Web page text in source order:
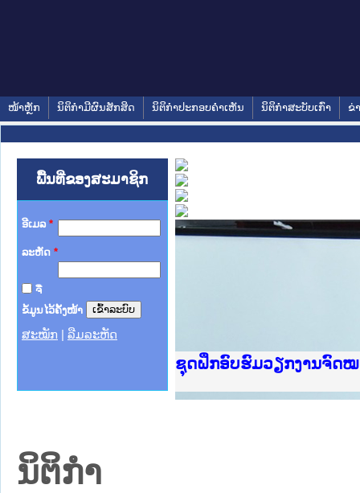
ໜ້າຫຼັກ ນິຕິກໍາມີຜົນສັກສິດ ນິຕິກໍາປະກອບຄໍາເຫັນ ນິຕິກໍາສະບັບເກົ່າ ຂ່
ພື້ນທີ່ຂອງສະມາຊິກ
ອີເມລ *
ລະຫັດ *
ຈື່
ຂໍ້ມູນໄວ້ຄັ້ງໜ້າ
ສະໝັກ ລືມລະຫັດ
Ministry of Justice Lao
ເຜີຍແຜ່ວັບໄຊຈົດໝາຍເຫດ
ກະຊວງຍຸຕິທຳ
ຊຸດຝຶກອົບຮົມວຽກງານຈົດໝ
ກອງປະຊຸມທົບທວນຄືນການ
ຝຶກອົບຮົມ ຜູ່ປະສານງານວ
ຝຶກອົບຮົມ ຜູ່ປະສານງານວ
ເຜີຍແຜ່ແອັບກົດໝາຍລາວ
ເຜີຍແຜ່ແອັບກົດໝາຍລາວ
ຍົກລະດັບວຽກງານຈົດໝາຍ
ຊຸດຝຶກອົບຮົມວຽກງານຈົດໝ
ນິຕິກໍາ